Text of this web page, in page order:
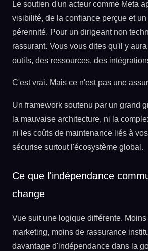
Le soutien d'un acteur comme Meta
visibilité, de la confiance perçue et
pérennité. Pour un dirigeant non
rassurant. Vous vous dites qu'il y
outils, des ressources, des
C'est vrai. Mais ce n'est pas une
Un framework soutenu par un grand
la mauvaise architecture, ni la
ni les coûts de maintenance liés à vos
sécurise surtout l'écosystème global.
Ce que l'indépendance
change
Vue suit une logique différente.
marketing, moins de rassurance
davantage d'indépendance dans la